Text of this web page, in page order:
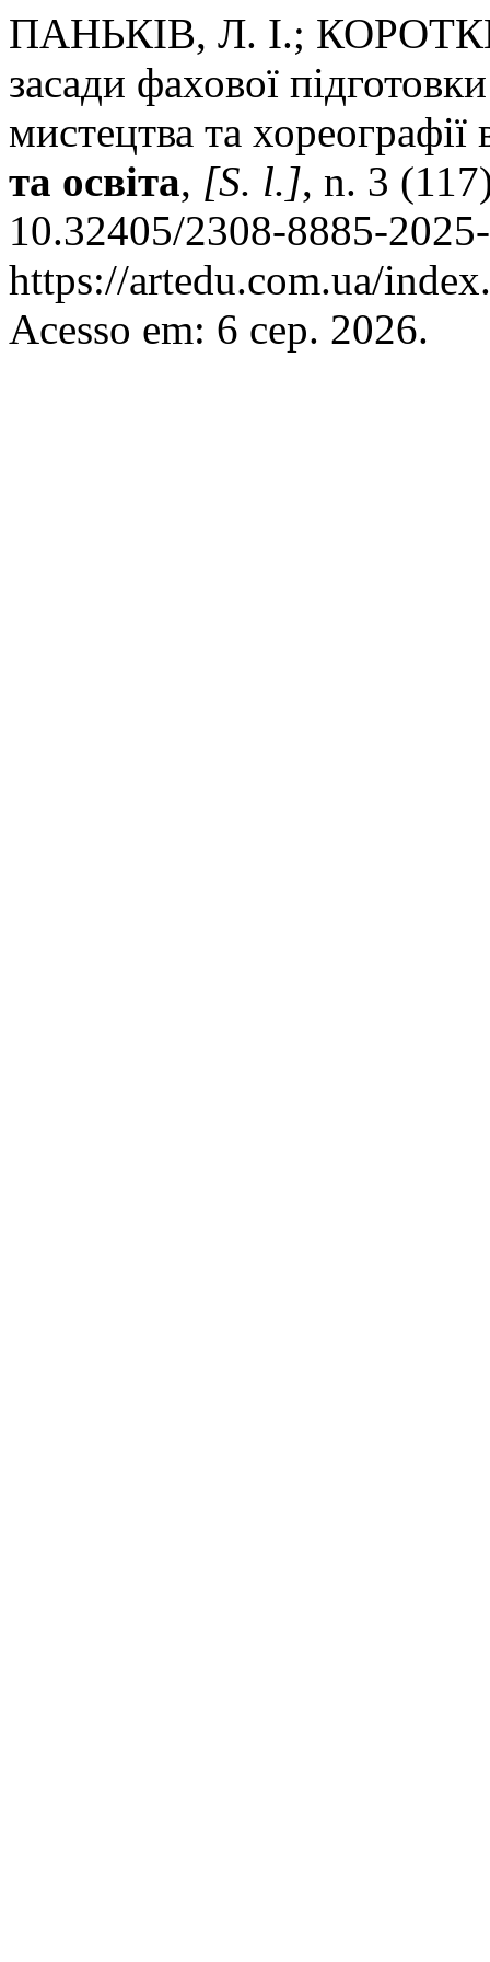
ПАНЬКІВ, Л. І.;
засади фахової
мистецтва та
та освіта, [S. l.], n. 3
10.32405/2308-8885-
https://artedu.com.ua/
Acesso em: 6 сер. 2026.